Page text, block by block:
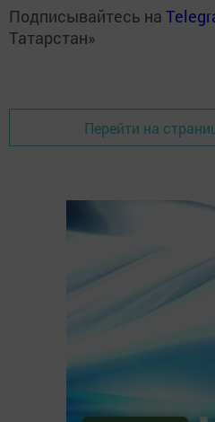
Подписывайтесь на
Татарстан»
Перейти на